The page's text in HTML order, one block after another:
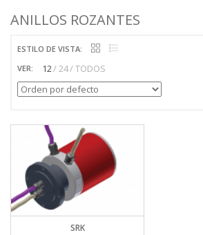
ANILLOS ROZANTES
ESTILO DE VISTA:
VER:
12 24 TODOS
SRK